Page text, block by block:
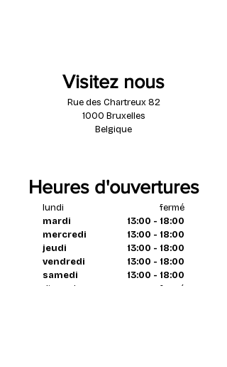
Visitez nous
Rue des Chartreux 82
1000 Bruxelles
Belgique
Heures d'ouvertures
fermé
13:00 - 18:00
13:00 - 18:00
13:00 - 18:00
13:00 - 18:00
13:00 - 18:00
fermé
lundi
mardi
mercredi
jeudi
vendredi
samedi
dimanche